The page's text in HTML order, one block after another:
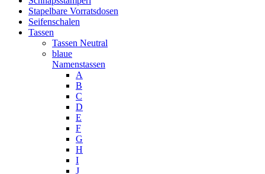
Stapelbare Vorratsdosen
Seifenschalen
Tassen
Tassen Neutral
blaue
Namenstassen
A
B
C
D
E
F
G
H
I
J